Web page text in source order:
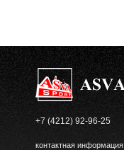
+7 (4212) 92-96-25
контактная информация